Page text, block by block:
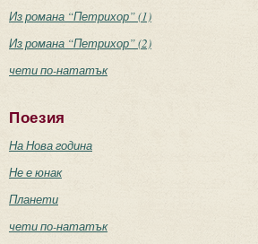
Из романа “Петрихор” (1)
Из романа “Петрихор” (2)
чети по-нататък
Поезия
На Нова година
Не е юнак
Планети
чети по-нататък